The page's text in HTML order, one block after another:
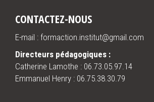
CONTACTEZ-NOUS
E-mail : formaction.institut@gmail.com
Directeurs pédagogiques :
Catherine Lamothe : 06.73.05.97.14
Emmanuel Henry : 06.75.38.30.79